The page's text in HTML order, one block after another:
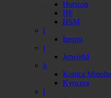
Horizon
HP
HSM
i
Inepro
j
Jetworld
k
Konica Minolta
Kyocera
l